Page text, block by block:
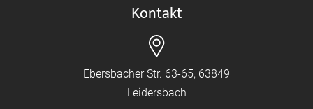
Kontakt
Ebersbacher Str. 63-65, 63849
Leidersbach